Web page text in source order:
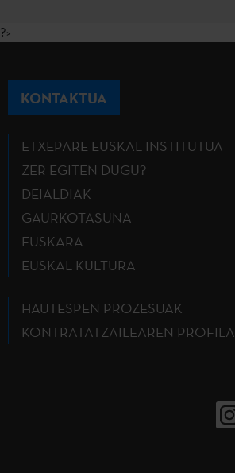
?>
KONTAKTUA
ETXEPARE EUSKAL INSTITUTUA
ZER EGITEN DUGU?
DEIALDIAK
GAURKOTASUNA
EUSKARA
EUSKAL KULTURA
HAUTESPEN PROZESUAK
KONTRATATZAILEAREN PROFILA